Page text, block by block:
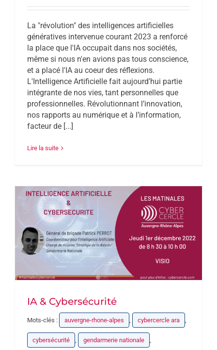
La "révolution" des intelligences artificielles
génératives intervenue courant 2023 a renforcé
la place que l'IA occupait dans nos sociétés,
même si nous n'en avions pas tous conscience,
et a placé l'IA au coeur des réflexions.
L'Intelligence Artificielle fait aujourd’hui partie
intégrante de nos vies, tant personnelles que
professionnelles. Révolutionnant l’innovation,
nos rapports au numérique et à l’information,
facteur de [...]
Lire la suite
IA & Cybersécurité
Mots-clés : auvergne-rhone-alpes , cybercercle ara ,
cybersécurité , gendarmerie nationale ,